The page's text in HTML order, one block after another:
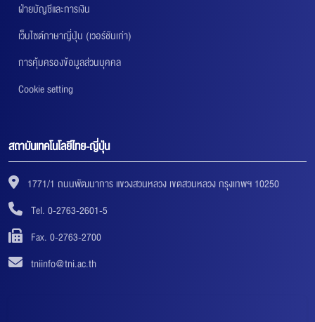
ฝ่ายบัญชีและการเงิน
เว็บไซต์ภาษาญี่ปุ่น (เวอร์ชันเก่า)
การคุ้มครองข้อมูลส่วนบุคคล
Cookie setting
สถาบันเทคโนโลยีไทย-ญี่ปุ่น
1771/1 ถนนพัฒนาการ แขวงสวนหลวง เขตสวนหลวง กรุงเทพฯ 10250
Tel. 0-2763-2601-5
Fax. 0-2763-2700
tniinfo@tni.ac.th